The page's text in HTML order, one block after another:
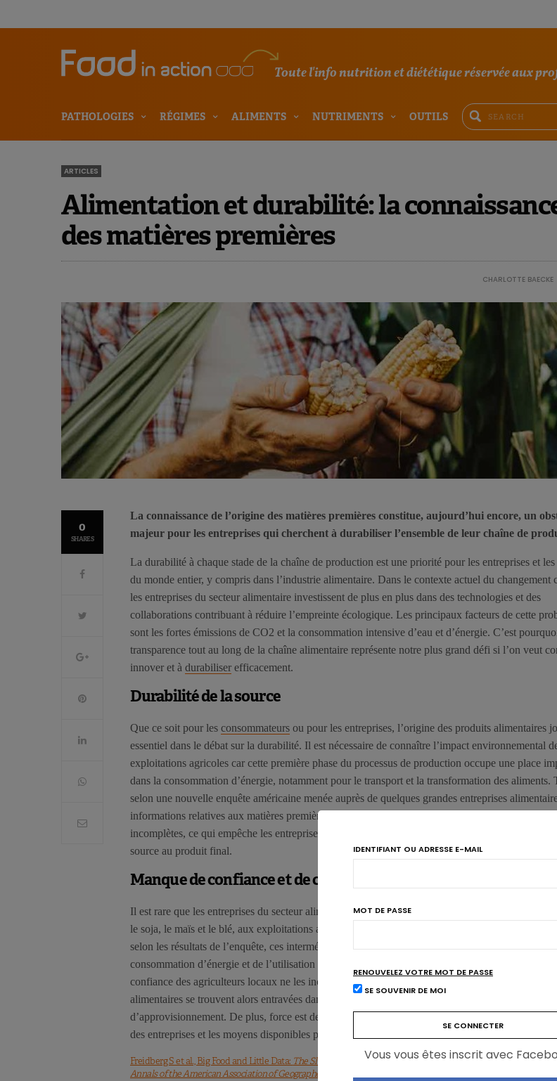
Toute l'info nutrition et diététique réservée aux
PATHOLOGIES RÉGIMES ALIMENTS NUTRIMENTS OUTILS
ARTICLES
Alimentation et durabilité: la
des matières premières
CHARLOTTE BAECKE
0
SHARES
La connaissance de l’origine des matières premières constitue, aujourd’hui encore, un
majeur pour les entreprises qui cherchent à durabiliser l’ensemble de leur chaîne de
La durabilité à chaque stade de la chaîne de production est une priorité pour les entreprises et
du monde entier, y compris dans l’industrie alimentaire. Dans le contexte actuel du changement
les entreprises du secteur alimentaire investissent de plus en plus dans des technologies et des
collaborations contribuant à réduire l’empreinte écologique. Les principaux facteurs de cette
sont les fortes émissions de CO2 et la consommation intensive d’eau et d’énergie. C’est
transparence tout au long de la chaîne alimentaire représente notre plus grand défi si l’on veut
innover et à durabiliser efficacement.
Durabilité de la source
Que ce soit pour les consommateurs ou pour les entreprises, l’origine des produits alimentaires
essentiel dans le débat sur la durabilité. Il est nécessaire de connaître l’impact environnemental
exploitations agricoles car cette première phase du processus de production occupe une place
dans la consommation d’énergie, notamment pour le transport et la transformation des aliments.
selon une nouvelle enquête américaine menée auprès de quelques grandes entreprises
informations relatives aux matières premières font encore trop souvent défaut aujourd’hui ou sont
incomplètes, ce qui empêche les entreprises de concrétiser pleinement leurs plans de durabilité,
source au produit final.
Manque de confiance et de contrôle
Il est rare que les entreprises du secteur alimentaire achètent directement leurs matières premières,
le soja, le maïs et le blé, aux exploitations agricoles. Elles les négocient plutôt via des
selon les résultats de l’enquête, ces intermédiaires ont une connaissance insuffisante des
consommation d’énergie et de l’utilisation de ressources naturelles dans les exploitations. Le
confiance des agriculteurs locaux ne les incite pas à fournir des informations complètes et les
alimentaires se trouvent alors entravées dans leur contrôle de l’ensemble du processus
d’approvisionnement. De plus, force est de constater un décalage entre les objectifs de durabilité
des entreprises et les moyens disponibles pour les mettre pleinement en œuvre.
Freidberg S et al., Big Food and Little Data: The Slow Harvest of Corporate Food Supply Chain Sustainability
Annals of the American Association of Geographers
IDENTIFIANT OU ADRESSE E-MAIL
MOT DE PASSE
RENOUVELEZ VOTRE MOT DE PASSE
SE SOUVENIR DE MOI
Vous vous êtes inscrit avec